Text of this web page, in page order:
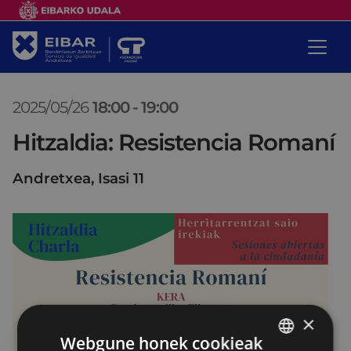
2025/05/26 18:00 -19:00
Hitzaldia: Resistencia Romaní
Andretxea, Isasi 11
×
Webgune honek cookieak